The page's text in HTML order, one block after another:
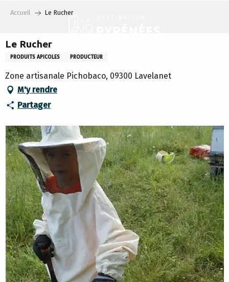
principal
Accueil Le Rucher
Le Rucher
PRODUITS APICOLES PRODUCTEUR
Zone artisanale Pichobaco, 09300 Lavelanet
M'y rendre
Partager